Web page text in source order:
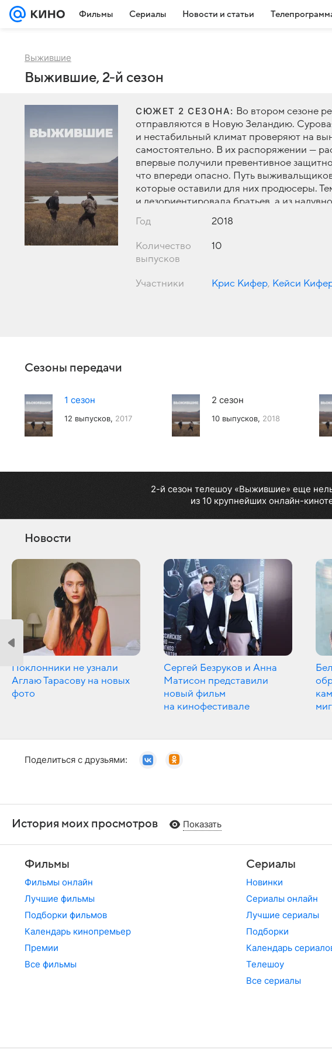
Фильмы Сериалы Новости и статьи
Выжившие
Выжившие, 2-й сезон
СЮЖЕТ 2 СЕЗОНА: Во втором сезоне
отправляются в Новую Зеландию.
и нестабильный климат проверяют на
самостоятельно. В их распоряжении —
впервые получили превентивное
что впереди опасно. Путь
которые оставили для них продюсеры.
и дезориентировала братьев, а из
Год 2018
Количество
выпусков
10
Участники Крис Кифер, Кейси
Сезоны передачи
1 сезон
12 выпусков, 2017
2 сезон
10 выпусков, 2018
2-й сезон телешоу «Выжившие» еще
из 10 крупнейших онлайн-
Новости
Поклонники не узнали
Аглаю Тарасову на новых
фото
Сергей Безруков и Анна
Матисон представили
новый фильм
на кинофестивале
Поделиться с друзьями:
История моих просмотров Показать
Фильмы
Фильмы онлайн
Лучшие фильмы
Подборки фильмов
Календарь кинопремьер
Премии
Все фильмы
Сериалы
Новинки
Сериалы онлайн
Лучшие сериалы
Подборки
Календарь
Телешоу
Все сериалы